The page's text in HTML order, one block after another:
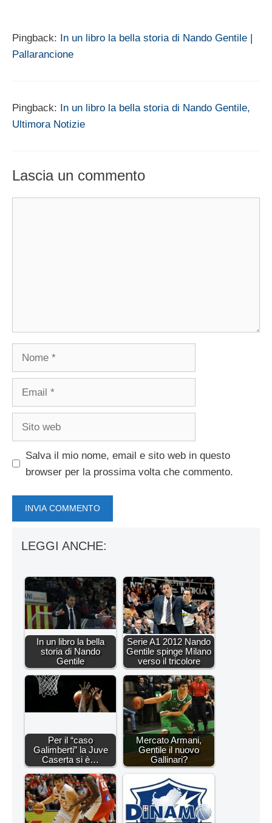
Pingback: In un libro la bella storia di Nando Gentile |
Pallarancione
Pingback: In un libro la bella storia di Nando Gentile,
Ultimora Notizie
Lascia un commento
Salva il mio nome, email e sito web in questo
browser per la prossima volta che commento.
LEGGI ANCHE:
In un libro la bella
storia di Nando
Gentile
Serie A1 2012 Nando
Gentile spinge Milano
verso il tricolore
Per il “caso
Galimberti” la Juve
Caserta si è…
Mercato Armani,
Gentile il nuovo
Gallinari?